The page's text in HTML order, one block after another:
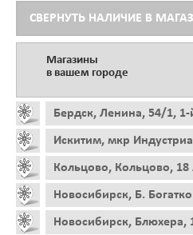
СВЕРНУТЬ НАЛИЧИЕ В
Магазины
в вашем городе
Бердск, Ленина, 54/1, 1-
Искитим, мкр
Кольцово, Кольцово,
Новосибирск, Б.
Новосибирск, Блюхера,